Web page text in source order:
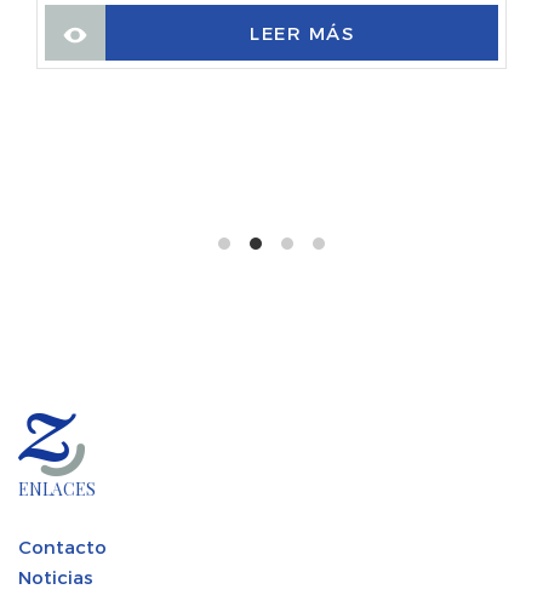
LEER MÁS
ENLACES
Contacto
Noticias